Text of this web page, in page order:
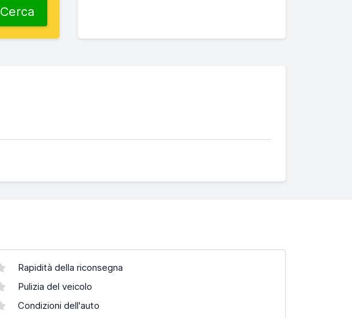
Cerca
Rapidità della riconsegna
Pulizia del veicolo
Condizioni dell'auto